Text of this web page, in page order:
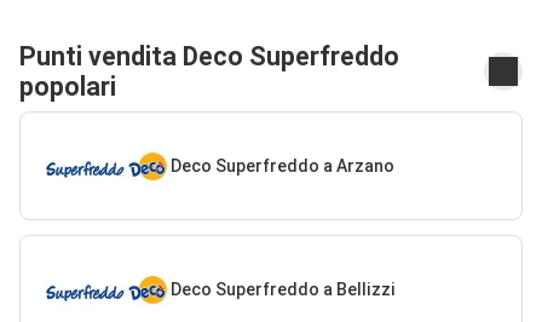
Punti vendita Deco Superfreddo
popolari
Deco Superfreddo a Arzano
Deco Superfreddo a Bellizzi